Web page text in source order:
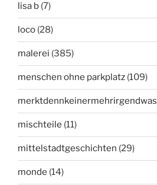
lisa b (7)
loco (28)
malerei (385)
menschen ohne parkplatz (109)
merktdennkeinermehrirgendwas
mischteile (11)
mittelstadtgeschichten (29)
monde (14)